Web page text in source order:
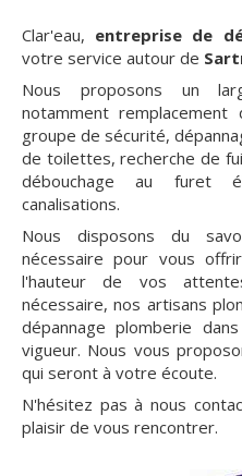
Clar'eau, entreprise de
votre service autour de
Nous proposons un
notamment
groupe de sécurité,
de toilettes, recherche de
débouchage au furet
canalisations.
Nous disposons du
nécessaire pour vous
l'hauteur de vos
nécessaire, nos artisans
dépannage plomberie
vigueur. Nous vous
qui seront à votre écoute.
N'hésitez pas à nous
plaisir de vous rencontrer.